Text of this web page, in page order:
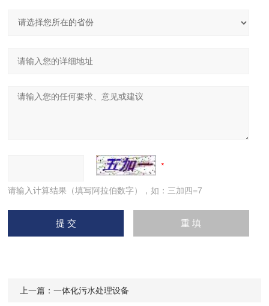
请输入计算结果（填写阿拉伯数字），如：三加四=7
上一篇：一体化污水处理设备